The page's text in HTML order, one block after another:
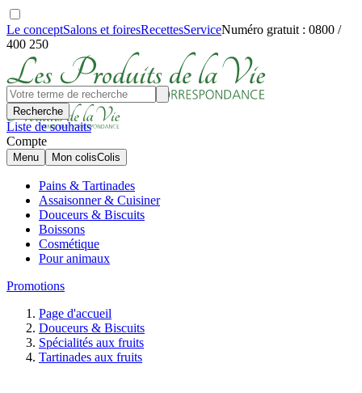
Le conceptSalons et foiresRecettesServiceNuméro gratuit : 0800 /
400 250
Recherche
Liste de souhaits
Compte
Menu Mon colisColis
Pains & Tartinades
Assaisonner & Cuisiner
Douceurs & Biscuits
Boissons
Cosmétique
Pour animaux
Promotions
Page d'accueil
Douceurs & Biscuits
Spécialités aux fruits
Tartinades aux fruits